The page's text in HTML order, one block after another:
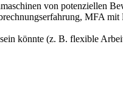
von potenziellen
MFA
könnte (z. B. flexible